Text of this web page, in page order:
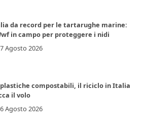
da record per le tartarughe marine:
in campo per proteggere i nidi
7 Agosto 2026
compostabili, il riciclo in Italia
il volo
6 Agosto 2026